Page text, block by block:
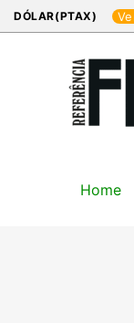
DÓLAR(PTAX)
para
Home